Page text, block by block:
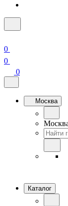
0
0
0
Москва
Каталог